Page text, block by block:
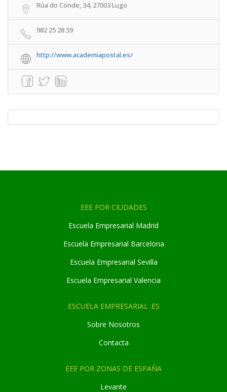
Rúa do Conde, 34, 27003 Lugo
982 25 28 59
http://www.academiapostal.es/
EEE POR CIUDADES
Escuela Empresarial Madrid
Escuela Empresarial Barcelona
Escuela Empresarial Sevilla
Escuela Empresarial Valencia
ESCUELA EMPRESARIAL .ES
Sobre Nosotros
Contacta
EEE POR ZONAS DE ESPAÑA
Levante